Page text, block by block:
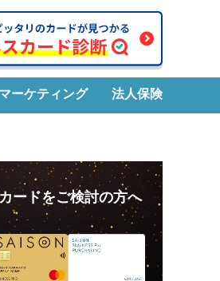
マーケティング 法人保険
ードをご検討の方へ